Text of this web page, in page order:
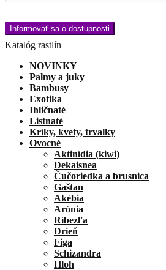
Katalóg rastlín
NOVINKY
Palmy a juky
Bambusy
Exotika
Ihličnaté
Listnaté
Kríky, kvety, trvalky
Ovocné
Aktinídia (kiwi)
Dekaisnea
Čučoriedka a brusnica
Gaštan
Akébia
Arónia
Ríbezľa
Drieň
Figa
Schizandra
Hloh